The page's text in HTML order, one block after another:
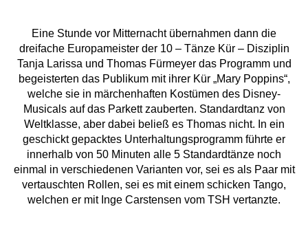
Eine Stunde vor Mitternacht übernahmen dann die
dreifache Europameister der 10 – Tänze Kür – Disziplin
Tanja Larissa und Thomas Fürmeyer das Programm und
begeisterten das Publikum mit ihrer Kür „Mary Poppins“,
welche sie in märchenhaften Kostümen des Disney-
Musicals auf das Parkett zauberten. Standardtanz von
Weltklasse, aber dabei beließ es Thomas nicht. In ein
geschickt gepacktes Unterhaltungsprogramm führte er
innerhalb von 50 Minuten alle 5 Standardtänze noch
einmal in verschiedenen Varianten vor, sei es als Paar mit
vertauschten Rollen, sei es mit einem schicken Tango,
welchen er mit Inge Carstensen vom TSH vertanzte.